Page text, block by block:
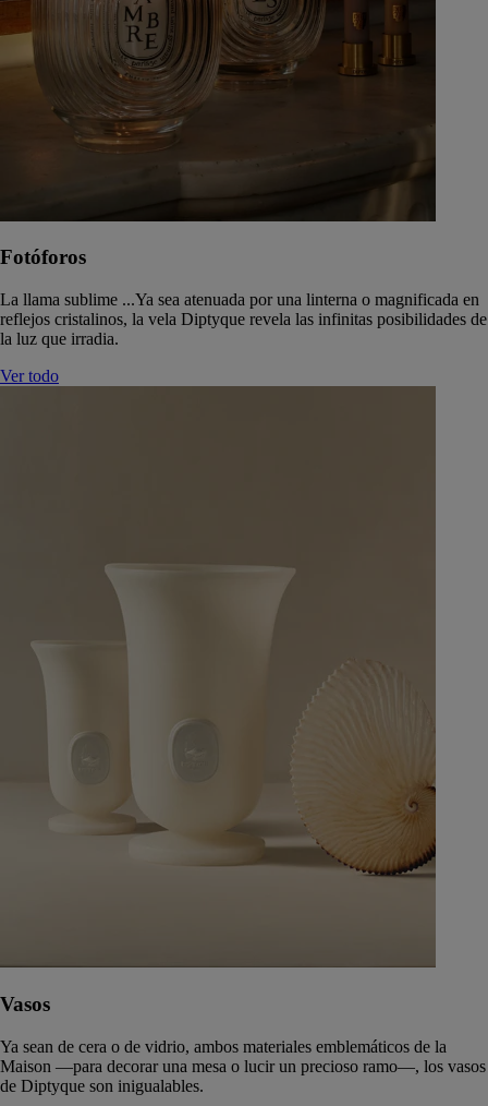
Fotóforos
La llama sublime ...Ya sea atenuada por una linterna o magnificada en
reflejos cristalinos, la vela Diptyque revela las infinitas posibilidades de
la luz que irradia.
Ver todo
Vasos
Ya sean de cera o de vidrio, ambos materiales emblemáticos de la
Maison —para decorar una mesa o lucir un precioso ramo—, los vasos
de Diptyque son inigualables.